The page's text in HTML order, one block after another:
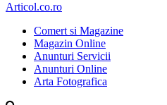
Articol.co.ro
Comert si Magazine
Magazin Online
Anunturi Servicii
Anunturi Online
Arta Fotografica